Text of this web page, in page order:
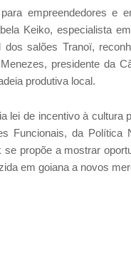
empreendedores e
Keiko, especialista
salões Tranoï,
presidente da
produtiva local.
lei de incentivo à cultura
Funcionais, da Política
se propõe a mostrar
em goiana a novos